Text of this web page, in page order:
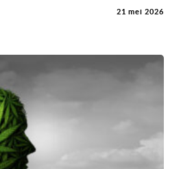
21 mei 2026